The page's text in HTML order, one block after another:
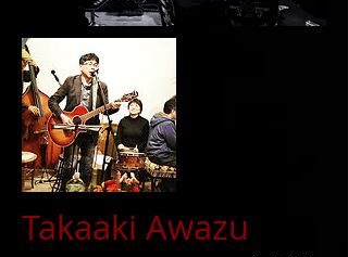
Takaaki Awazu